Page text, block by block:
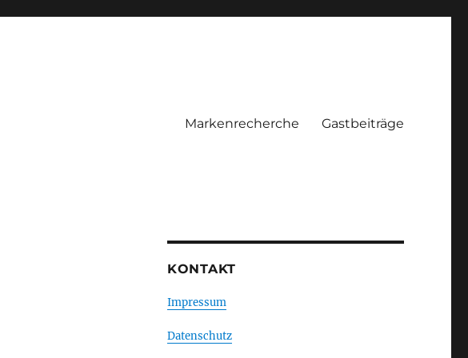
Markenrecherche Gastbeiträge
KONTAKT
Impressum
Datenschutz